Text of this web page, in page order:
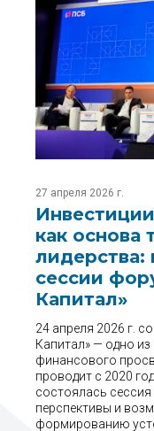
27 апреля 2026 г.
как основа
сессии
Капитал»
24 апреля 2026 г.
Капитал» — одно
финансового
проводит с 2020
состоялась
перспективы и
формированию